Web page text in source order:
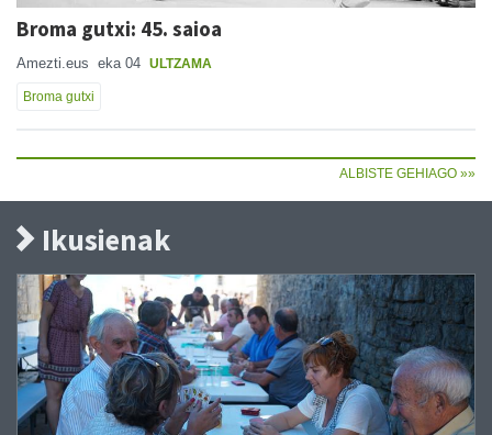
Broma gutxi: 45. saioa
Amezti.eus eka 04 ULTZAMA
Broma gutxi
ALBISTE GEHIAGO »»
Ikusienak